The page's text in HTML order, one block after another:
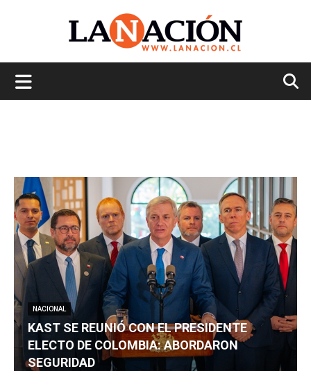
NACIONAL
KAST SE REUNIÓ CON EL PRESIDENTE
ELECTO DE COLOMBIA: ABORDARON
SEGURIDAD